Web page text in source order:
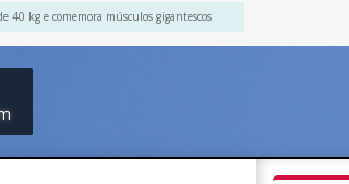
40 kg e comemora músculos gigantescos